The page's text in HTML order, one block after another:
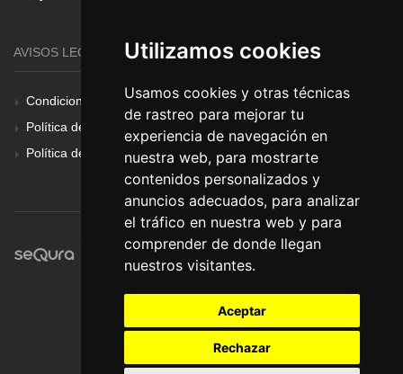
Utilizamos cookies
Usamos cookies y otras técnicas
de rastreo para mejorar tu
experiencia de navegación en
nuestra web, para mostrarte
contenidos personalizados y
anuncios adecuados, para analizar
el tráfico en nuestra web y para
comprender de donde llegan
nuestros visitantes.
Aceptar
Rechazar
AVISOS LEGALES
Condiciones Generales
Política de Cookies
Política de Privacidad